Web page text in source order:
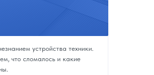
устройства техники.
что сломалось и какие